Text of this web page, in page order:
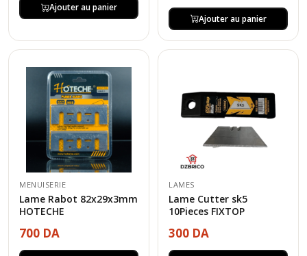
Ajouter au panier
Ajouter au panier
MENUISERIE
Lame Rabot 82x29x3mm
HOTECHE
700 DA
LAMES
Lame Cutter sk5
10Pieces FIXTOP
300 DA